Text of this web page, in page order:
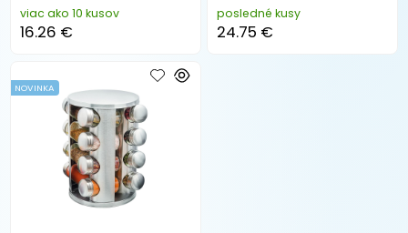
viac ako 10 kusov
16.26 €
posledné kusy
24.75 €
NOVINKA